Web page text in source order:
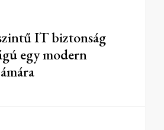
IT biztonság
egy modern